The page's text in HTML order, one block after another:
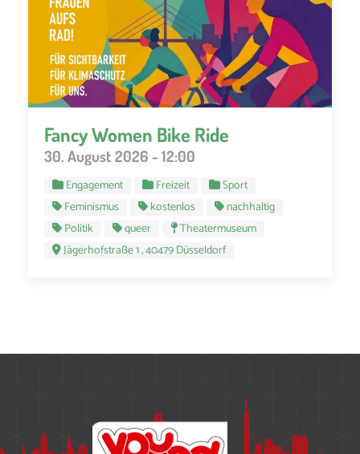
Fancy Women Bike Ride
30. August 2026 - 12:00
Engagement Freizeit
Sport
Feminismus
kostenlos
nachhaltig
Politik
queer
Theatermuseum
Jägerhofstraße 1 , 40479 Düsseldorf